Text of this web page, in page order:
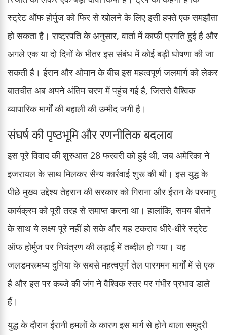
स्ट्रेट ऑफ होर्मुज को फिर से खोलने के लिए इसी हफ्ते एक समझौता
हो सकता है। राष्ट्रपति के अनुसार, वार्ता में काफी प्रगति हुई है और
अगले एक या दो दिनों के भीतर इस संबंध में कोई बड़ी घोषणा की जा
सकती है। ईरान और ओमान के बीच इस महत्वपूर्ण जलमार्ग को लेकर
बातचीत अब अपने अंतिम चरण में पहुंच गई है, जिससे वैश्विक
व्यापारिक मार्गों की बहाली की उम्मीद जगी है।
संघर्ष की पृष्ठभूमि और रणनीतिक बदलाव
इस पूरे विवाद की शुरुआत 28 फरवरी को हुई थी, जब अमेरिका ने
इजरायल के साथ मिलकर सैन्य कार्रवाई शुरू की थी। इस युद्ध के
पीछे मुख्य उद्देश्य तेहरान की सरकार को गिराना और ईरान के परमाणु
कार्यक्रम को पूरी तरह से समाप्त करना था। हालांकि, समय बीतने
के साथ ये लक्ष्य पूरे नहीं हो सके और यह टकराव धीरे-धीरे स्ट्रेट
ऑफ होर्मुज पर नियंत्रण की लड़ाई में तब्दील हो गया। यह
जलडमरूमध्य दुनिया के सबसे महत्वपूर्ण तेल पारगमन मार्गों में से एक
है और इस पर कब्जे की जंग ने वैश्विक स्तर पर गंभीर प्रभाव डाले
हैं।
युद्ध के दौरान ईरानी हमलों के कारण इस मार्ग से होने वाला समुद्री